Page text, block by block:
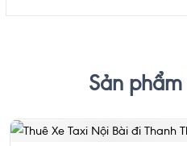
Sản